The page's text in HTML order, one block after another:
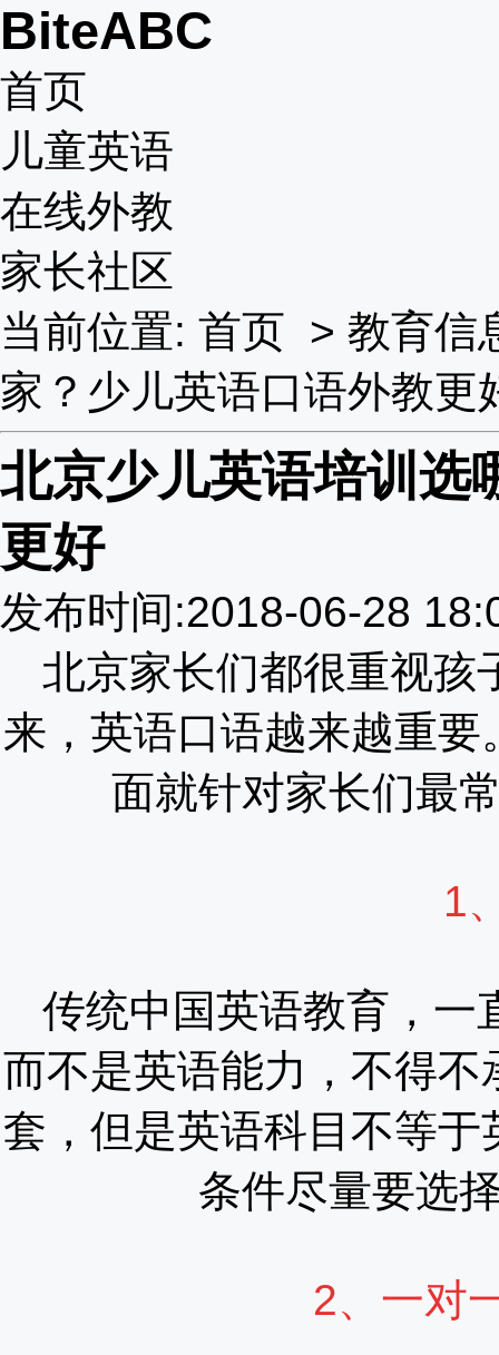
BiteABC
首页
儿童英语
在线外教
家长社区
当前位置: 首页 > 教育信
家？少儿英语口语外教更
北京少儿英语培训选
更好
发布时间:2018-06-28
北京家长们都很重视孩
来，英语口语越来越重要
面就针对家长们最
1
传统中国英语教育，一
而不是英语能力，不得
套，但是英语科目不等
条件尽量要选
2、一对